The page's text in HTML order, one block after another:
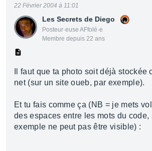
Les Secrets de Diego
Posteur·euse AFfolé·e
Membre depuis 22 ans
22 Février 2004 à 11:01
Il faut que ta photo soit déjà stockée
net (sur un site oueb, par exemple).
Et tu fais comme ça (NB = je mets
des espaces entre les mots du code,
exemple ne peut pas être visible) :